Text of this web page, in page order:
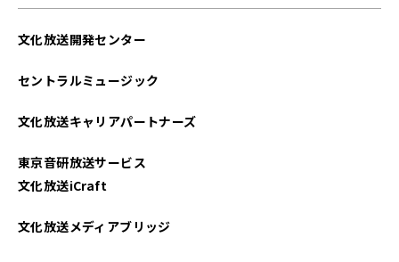
文化放送開発センター
セントラルミュージック
文化放送キャリアパートナーズ
東京音研放送サービス
文化放送iCraft
文化放送メディアブリッジ